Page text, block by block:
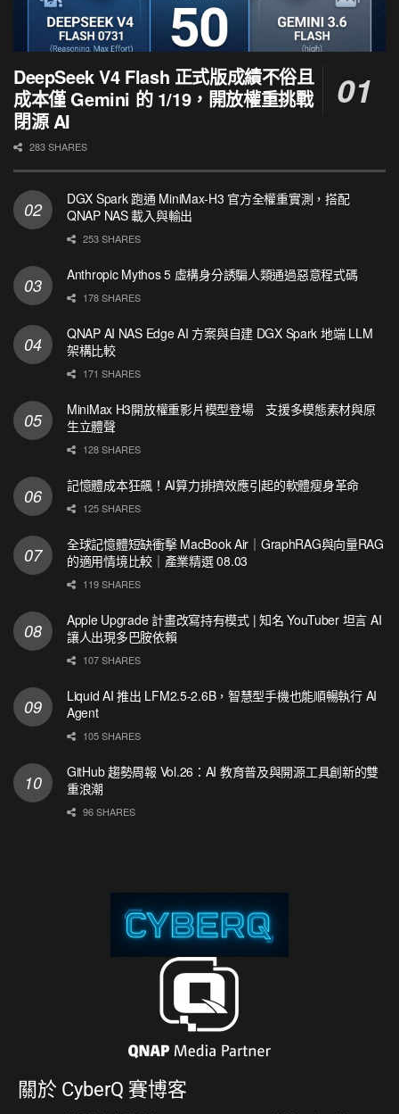
DeepSeek V4 Flash 正式版成績不俗且
成本僅 Gemini 的 1/19，開放權重挑戰
閉源 AI
283 SHARES
DGX Spark 跑通 MiniMax-H3 官方全權重實測，搭配
QNAP NAS 載入與輸出
253 SHARES
Anthropic Mythos 5 虛構身分誘騙人類通過惡意程式碼
178 SHARES
QNAP AI NAS Edge AI 方案與自建 DGX Spark 地端 LLM
架構比較
171 SHARES
MiniMax H3開放權重影片模型登場 支援多模態素材與原
生立體聲
128 SHARES
記憶體成本狂飆！AI算力排擠效應引起的軟體瘦身革命
125 SHARES
全球記憶體短缺衝擊 MacBook Air｜GraphRAG與向量RAG
的適用情境比較｜產業精選 08.03
119 SHARES
Apple Upgrade 計畫改寫持有模式 | 知名 YouTuber 坦言 AI
讓人出現多巴胺依賴
107 SHARES
Liquid AI 推出 LFM2.5-2.6B，智慧型手機也能順暢執行 AI
Agent
105 SHARES
GitHub 趨勢周報 Vol.26：AI 教育普及與開源工具創新的雙
重浪潮
96 SHARES
關於 CyberQ 賽博客